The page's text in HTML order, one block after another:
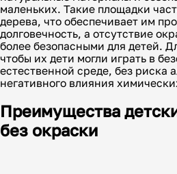
маленьких. Такие площадки
дерева, что обеспечивает им
долговечность, а отсутствие
более безопасными для детей.
чтобы их дети могли играть в
естественной среде, без риска
негативного влияния
Преимущества
без окраски